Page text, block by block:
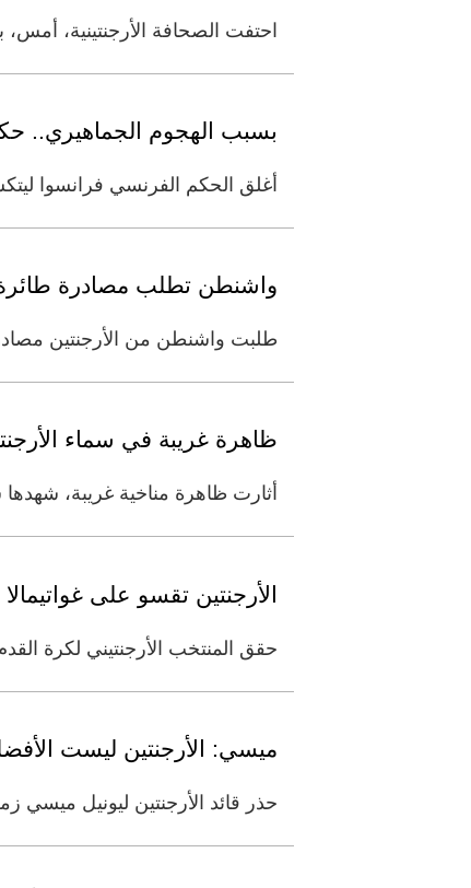
احتفت الصحافة الأرجنتينية، أمس، بتأهل منتخبها إلى نهائي
بسبب الهجوم الجماهيري..
أغلق الحكم الفرنسي فرانسوا
واشنطن تطلب مصادرة طائرة
طلبت واشنطن من الأرجنتين
ظاهرة غريبة في سماء
أثارت ظاهرة مناخية غريبة،
الأرجنتين تقسو على غواتيمالا
حقق المنتخب الأرجنتيني لكرة القدم فوزاً كبيراً على نظيره
ميسي: الأرجنتين ليست
حذر قائد الأرجنتين ليونيل ميسي